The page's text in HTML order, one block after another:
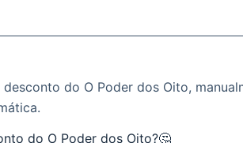
do O Poder dos Oito,
do O Poder dos Oito?🤔